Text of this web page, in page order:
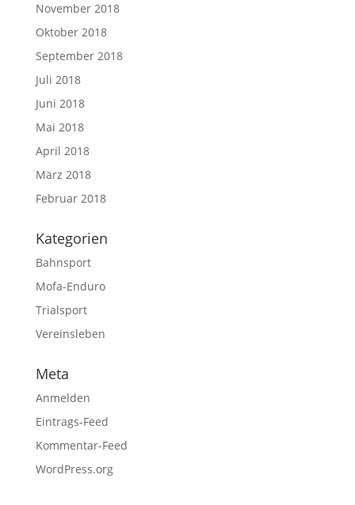
November 2018
Oktober 2018
September 2018
Juli 2018
Juni 2018
Mai 2018
April 2018
März 2018
Februar 2018
Kategorien
Bahnsport
Mofa-Enduro
Trialsport
Vereinsleben
Meta
Anmelden
Eintrags-Feed
Kommentar-Feed
WordPress.org